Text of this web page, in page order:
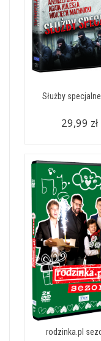
Służby
29,99 zł
rodzinka.pl